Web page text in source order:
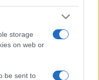
storage
on web or
be sent to